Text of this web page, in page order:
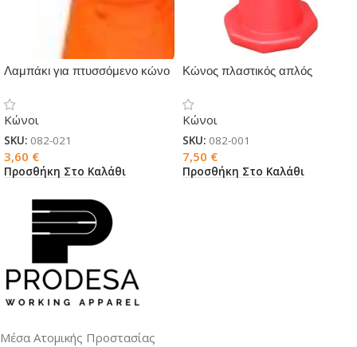
Λαμπάκι για πτυσσόμενο κώνο
Κώνοι
SKU: 082-021
3,60 €
Προσθήκη Στο Καλάθι
Κώνος πλαστικός απλός
Κώνοι
SKU: 082-001
7,50 €
Προσθήκη Στο Καλάθι
Μέσα Ατομικής Προστασίας